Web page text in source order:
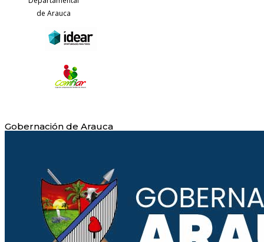
Gobernación de Arauca